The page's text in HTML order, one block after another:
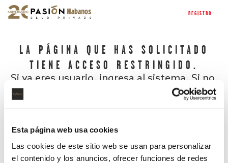
Esta página web usa cookies
Las cookies de este sitio web se usan para personalizar
el contenido y los anuncios, ofrecer funciones de redes
REGISTRO
LA PÁGINA QUE HAS SOLICITADO
TIENE ACCESO RESTRINGIDO.
Si ya eres usuario, ingresa al sistema. Si no,